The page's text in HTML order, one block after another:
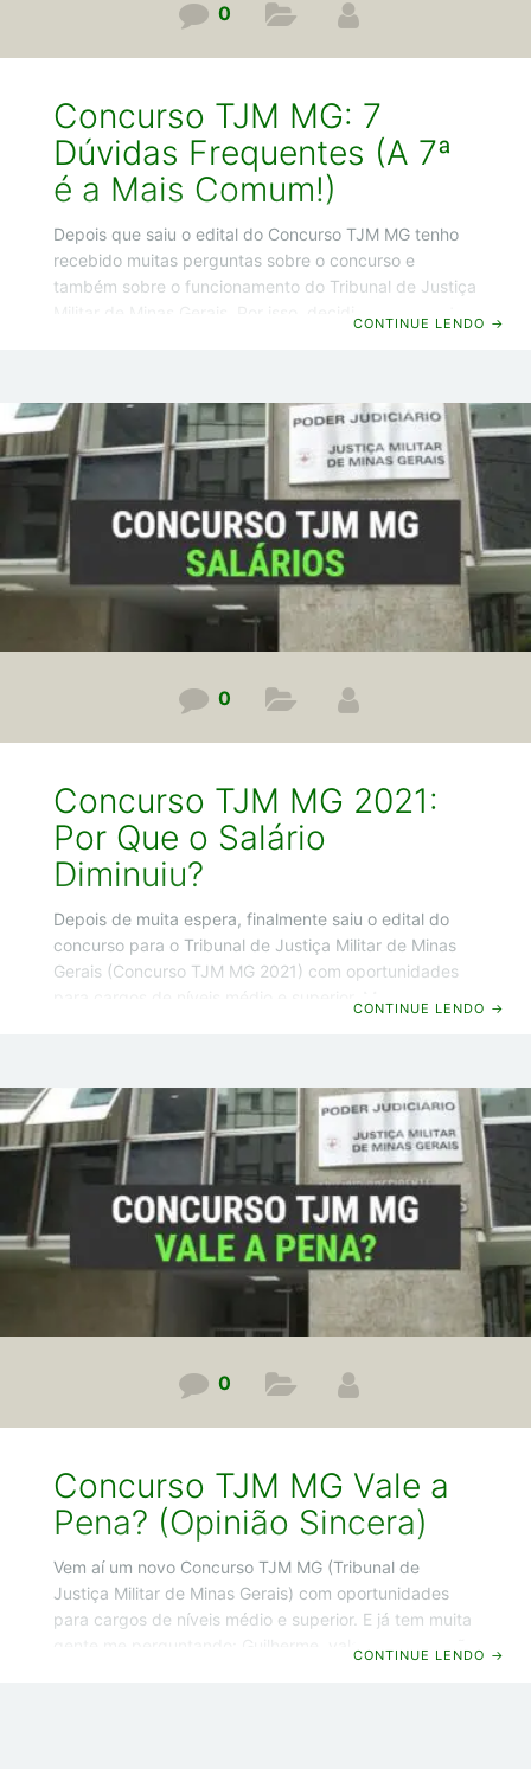
0
Concurso TJM MG: 7
Dúvidas Frequentes (A 7ª
é a Mais Comum!)
Depois que saiu o edital do Concurso TJM MG tenho
recebido muitas perguntas sobre o concurso e
também sobre o funcionamento do Tribunal de Justiça
Desde já, te adianto que a 7ª dúvida é a mais comum
(praticamente todo dia alguém me faz essa mesma
pergunta). Então se você tem interesse
CONTINUE LENDO →
0
Concurso TJM MG 2021:
Por Que o Salário
Diminuiu?
Depois de muita espera, finalmente saiu o edital do
concurso para o Tribunal de Justiça Militar de Minas
Gerais (Concurso TJM MG 2021) com oportunidades
2020, que foi revogado por causa da pandemia. E aí
já tem muita gente me perguntando: Guilherme, por
que o salário
CONTINUE LENDO →
0
Concurso TJM MG Vale a
Pena? (Opinião Sincera)
Vem aí um novo Concurso TJM MG (Tribunal de
Justiça Militar de Minas Gerais) com oportunidades
para cargos de níveis médio e superior. E já tem muita
CONTINUE LENDO →